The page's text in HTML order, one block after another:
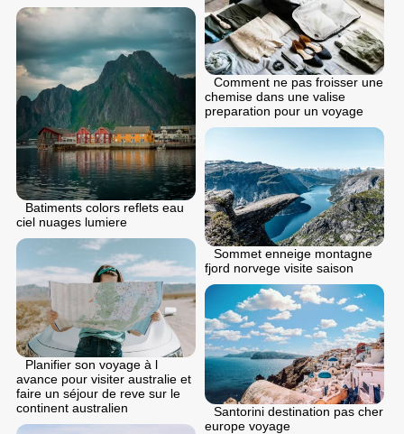
Comment ne pas froisser une
chemise dans une valise
preparation pour un voyage
Batiments colors reflets eau
ciel nuages lumiere
Sommet enneige montagne
fjord norvege visite saison
Planifier son voyage à l
avance pour visiter australie et
faire un séjour de reve sur le
continent australien
Santorini destination pas cher
europe voyage